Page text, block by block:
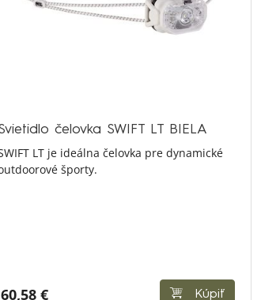
čelovka SWIFT LT BIELA
LT je ideálna čelovka pre dynamické
športy.
60,58 € Kúpiť